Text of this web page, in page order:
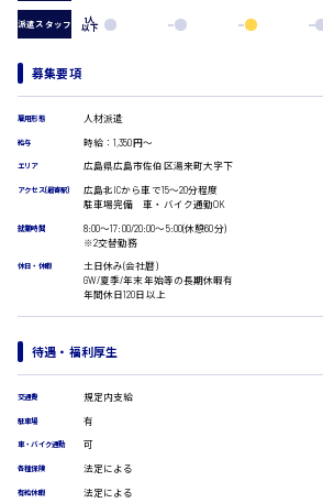
オフィスワーク系
データ入力
営業事務
受付事務
翻訳、通訳
IT・クリエイティブ系
DTPオペレーター
CADオペレーター
校正・編集
プログラマー
カスタマーエンジニア
販売・サービス・フード系
広島市西区
広島市佐伯区
広島市安佐北区
広島市安芸区
時給1500円以上
時給制すべて
派遣スタッフ 1人
以下
募集要項
雇用形態 人材派遣
給与 時給：1,350円～
エリア 広島県広島市佐伯区湯来町大字下
アクセス(最寄駅)
広島北ICから車で15〜20分程度
駐車場完備 車・バイク通勤OK
就業時間
8:00〜17:00/20:00〜5:00(休憩60分)
※2交替勤務
休日・休暇
土日休み(会社暦)
GW/夏季/年末年始等の長期休暇有
年間休日120日以上
待遇・福利厚生
交通費 規定内支給
駐車場 有
車・バイク通勤 可
各種保険 法定による
有給休暇 法定による